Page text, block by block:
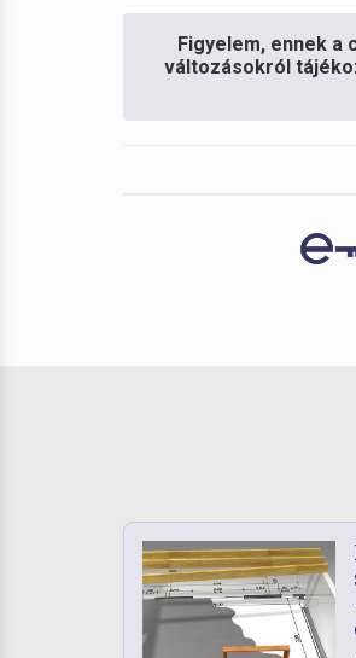
Figyelem, ennek a
változásokról